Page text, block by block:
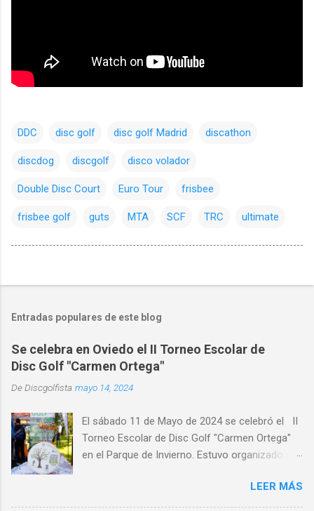
DDC disc golf disc golf Madrid discathon
discdog discgolf disco volador
Double Disc Court Euro Tour frisbee
frisbee golf guts MTA SCF TRC ultimate
Entradas populares de este blog
Se celebra en Oviedo el II Torneo Escolar de
Disc Golf "Carmen Ortega"
DeDiscgolfista mayo 14, 2024
El sábado 11 de Mayo de 2024 se celebró el II
Torneo Escolar de Disc Golf "Carmen Ortega"
en el Parque de Invierno. Estuvo organizado por
de CRK Disc Golf e INNOVA Discs y con la
participación de medio centenar de alumnos de
LEER MÁS